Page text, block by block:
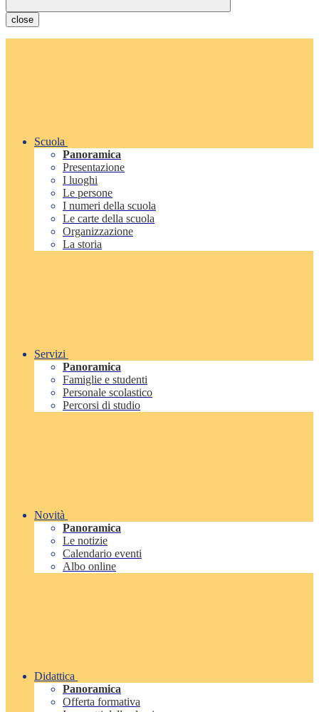
close
Scuola
Panoramica
Presentazione
I luoghi
Le persone
I numeri della scuola
Le carte della scuola
Organizzazione
La storia
Servizi
Panoramica
Famiglie e studenti
Personale scolastico
Percorsi di studio
Novità
Panoramica
Le notizie
Calendario eventi
Albo online
Didattica
Panoramica
Offerta formativa